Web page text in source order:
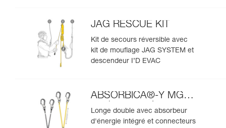
JAG RESCUE KIT
Kit de secours réversible avec
kit de mouflage JAG SYSTEM et
descendeur I’D EVAC
ABSORBICA®-Y MGO
version européenne
Longe double avec absorbeur
d'énergie intégré et connecteurs